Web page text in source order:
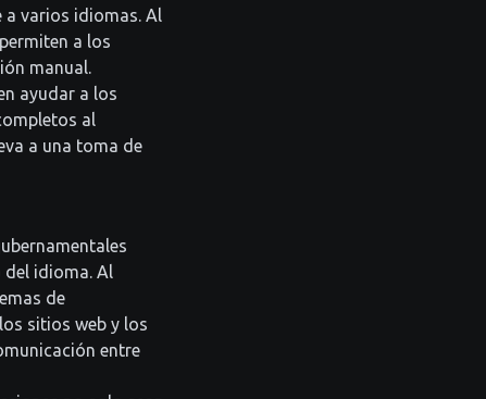
varios idiomas. Al
a los
manual.
ayudar a los
al
a una toma de
idioma. Al
de
sitios web y los
entre